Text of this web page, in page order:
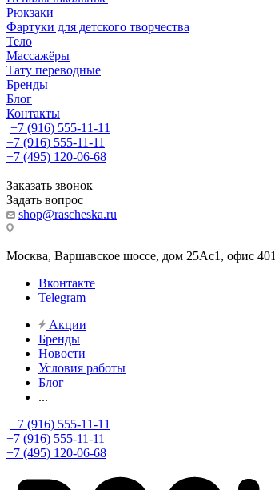
Рюкзаки
Фартуки для детского творчества
Тело
Массажёры
Тату переводные
Бренды
Блог
Контакты
+7 (916) 555-11-11
+7 (916) 555-11-11
+7 (495) 120-06-68
Заказать звонок
Задать вопрос
shop@rascheska.ru
Москва, Варшавское шоссе, дом 25Аc1, офис 401
Вконтакте
Telegram
Акции
Бренды
Новости
Условия работы
Блог
...
+7 (916) 555-11-11
+7 (916) 555-11-11
+7 (495) 120-06-68